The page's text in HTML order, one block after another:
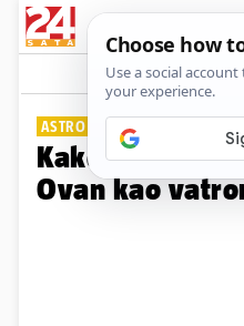
ASTRO STRASTI
Kako se ljube?
Ovan kao